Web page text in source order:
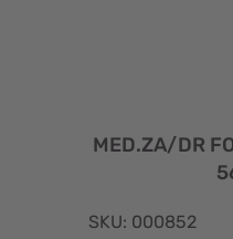
MED.ZA/DR
SKU: 000852